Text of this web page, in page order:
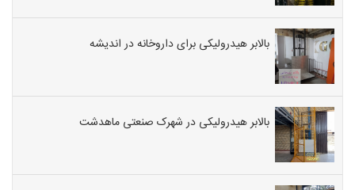
بالابر هیدرولیکی برای داروخانه در اندیشه
بالابر هیدرولیکی در شهرک صنعتی ماهدشت